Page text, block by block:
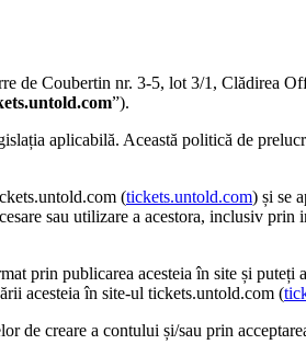
de Coubertin nr. 3-5, lot 3/1, Clădirea
”).
aplicabilă. Această politică de
(tickets.untold.com) și se
sau utilizare a acestora, inclusiv
prin publicarea acesteia în site și
acesteia în site-ul tickets.untold.com (
creare a contului și/sau prin